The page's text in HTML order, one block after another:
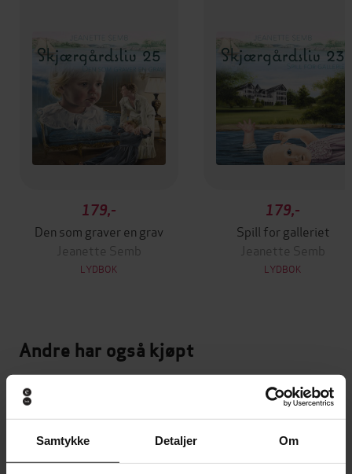
Samtykke Detaljer Om
179,-
Den som graver en grav
Jeanette Semb
LYDBOK
179,-
Spill for galleriet
Jeanette Semb
LYDBOK
Andre har også kjøpt